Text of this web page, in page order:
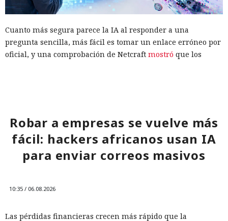
Cuanto más segura parece la IA al responder a una
pregunta sencilla, más fácil es tomar un enlace erróneo por
oficial, y una comprobación de Netcraft mostró que los
bancos y grandes tiendas. Casi 3000 consultas dieron 2905
respuestas y 20 706 enlaces. Las direcciones maliciosas
0,28% de todos los enlaces. A primera vista la proporción es
es peligroso cuando la IA lo presenta como una fuente
Perplexity fue el peor en las mismas pruebas. A diferencia
Robar a empresas se vuelve más
fácil: hackers africanos usan IA
para enviar correos masivos
10:35 / 06.08.2026
Las pérdidas financieras crecen más rápido que la